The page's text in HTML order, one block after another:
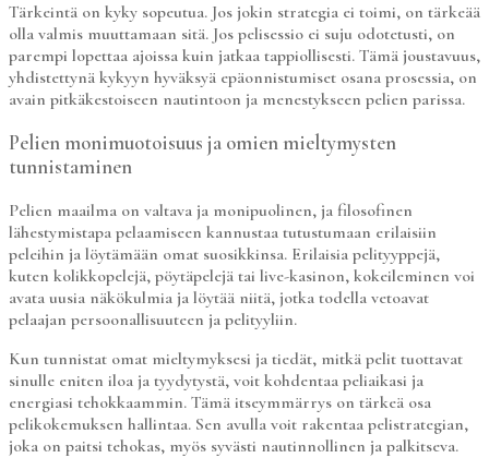
Tärkeintä on kyky sopeutua. Jos jokin strategia ei toimi, on tärkeää
olla valmis muuttamaan sitä. Jos pelisessio ei suju odotetusti, on
parempi lopettaa ajoissa kuin jatkaa tappiollisesti. Tämä joustavuus,
yhdistettynä kykyyn hyväksyä epäonnistumiset osana prosessia, on
avain pitkäkestoiseen nautintoon ja menestykseen pelien parissa.
Pelien monimuotoisuus ja omien mieltymysten
tunnistaminen
Pelien maailma on valtava ja monipuolinen, ja filosofinen
lähestymistapa pelaamiseen kannustaa tutustumaan erilaisiin
peleihin ja löytämään omat suosikkinsa. Erilaisia pelityyppejä,
kuten kolikkopelejä, pöytäpelejä tai live-kasinon, kokeileminen voi
avata uusia näkökulmia ja löytää niitä, jotka todella vetoavat
pelaajan persoonallisuuteen ja pelityyliin.
Kun tunnistat omat mieltymyksesi ja tiedät, mitkä pelit tuottavat
sinulle eniten iloa ja tyydytystä, voit kohdentaa peliaikasi ja
energiasi tehokkaammin. Tämä itseymmärrys on tärkeä osa
pelikokemuksen hallintaa. Sen avulla voit rakentaa pelistrategian,
joka on paitsi tehokas, myös syvästi nautinnollinen ja palkitseva.